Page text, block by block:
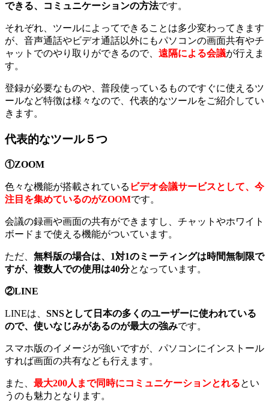
できる、コミュニケーションの方法です。
それぞれ、ツールによってできることは多少変わってきます
が、音声通話やビデオ通話以外にもパソコンの画面共有やチ
ャットでのやり取りができるので、 遠隔による会議が行えま
す。
登録が必要なものや、普段使っているものですぐに使えるツ
ールなど特徴は様々なので、代表的なツールをご紹介してい
きます。
代表的なツール５つ
①ZOOM
色々な機能が搭載されている ビデオ会議サービスとして、今
注目を集めているのがZOOMです。
会議の録画や画面の共有ができますし、チャットやホワイト
ボードまで使える機能がついています。
ただ、 無料版の場合は、1対1のミーティングは時間無制限で
すが、複数人での使用は40分となっています。
②LINE
LINEは、 SNSとして日本の多くのユーザーに使われている
ので、使いなじみがあるのが最大の強みです。
スマホ版のイメージが強いですが、パソコンにインストール
すれば画面の共有なども行えます。
また、 最大200人まで同時にコミュニケーションとれるとい
うのも魅力となります。